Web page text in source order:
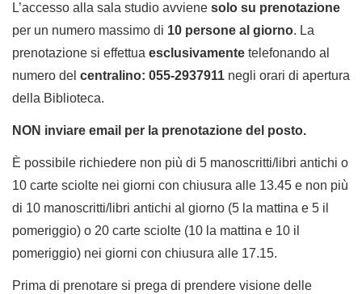
L’accesso alla sala studio avviene solo su prenotazione
per un numero massimo di 10 persone al giorno. La
prenotazione si effettua esclusivamente telefonando al
numero del centralino: 055-2937911 negli orari di apertura
della Biblioteca.
NON inviare email per la prenotazione del posto.
È possibile richiedere non più di 5 manoscritti/libri antichi o
10 carte sciolte nei giorni con chiusura alle 13.45 e non più
di 10 manoscritti/libri antichi al giorno (5 la mattina e 5 il
pomeriggio) o 20 carte sciolte (10 la mattina e 10 il
pomeriggio) nei giorni con chiusura alle 17.15.
Prima di prenotare si prega di prendere visione delle